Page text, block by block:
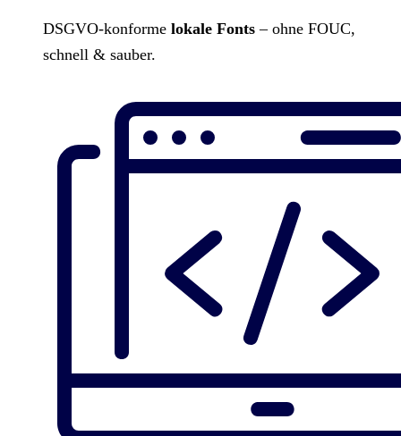
DSGVO-konforme lokale Fonts – ohne FOUC,
schnell & sauber.